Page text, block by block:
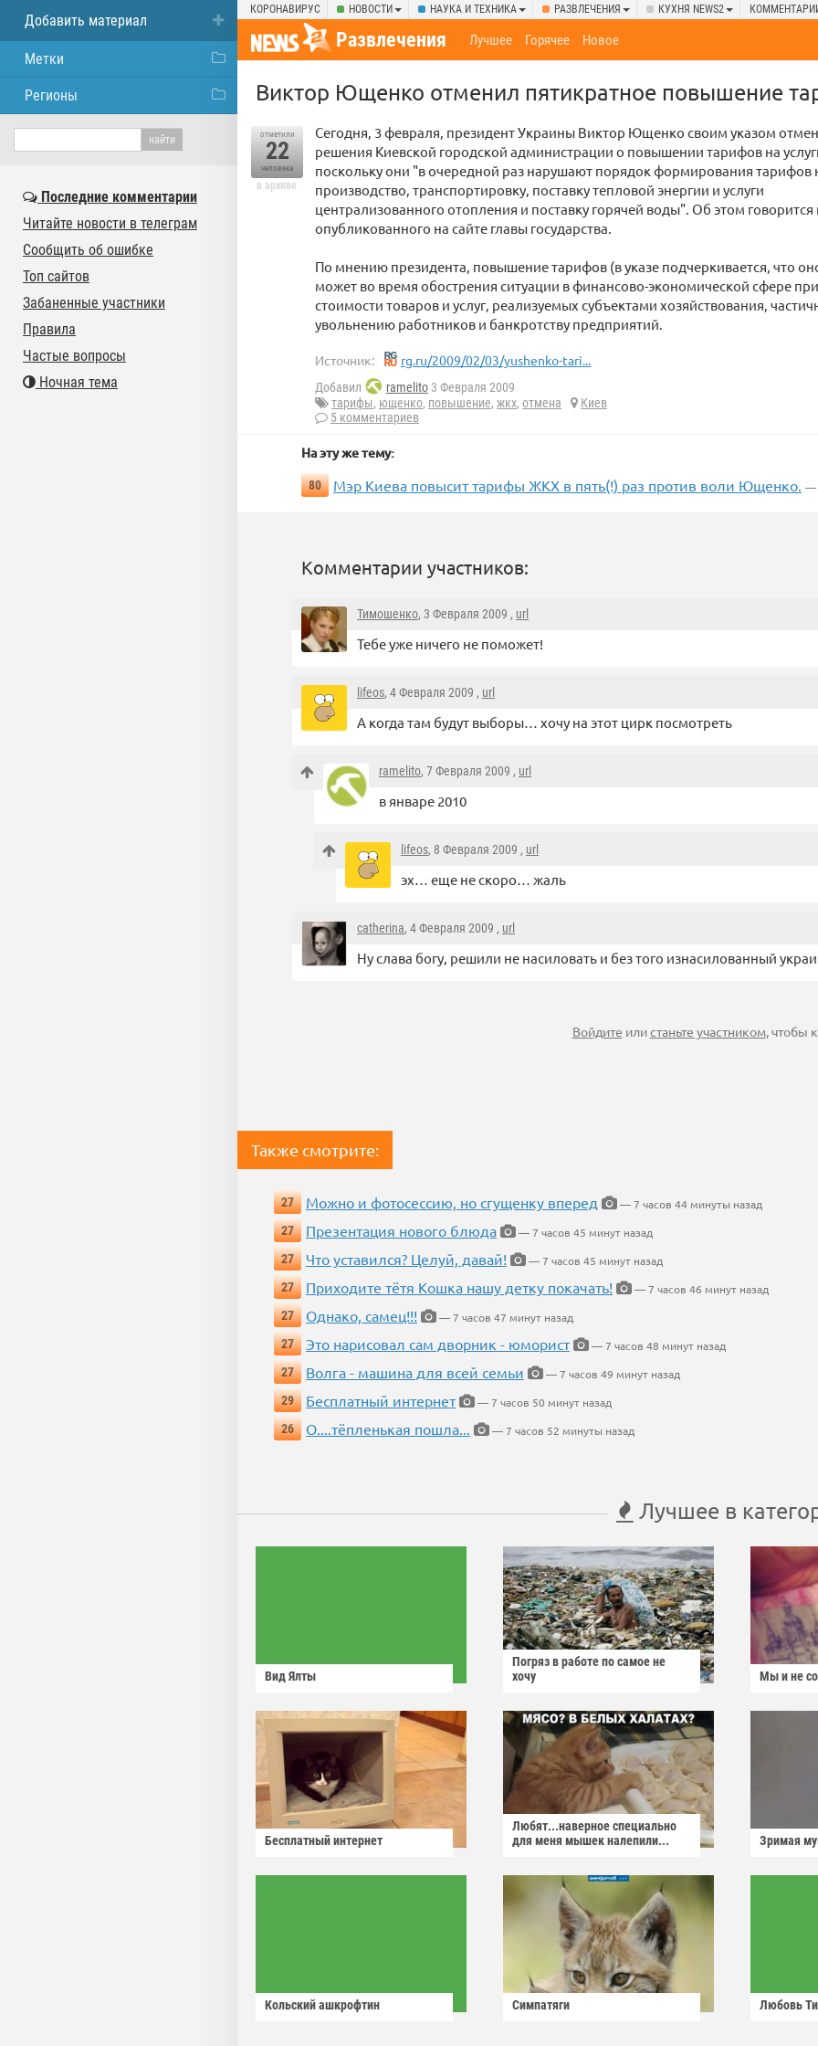
КОРОНАВИРУС НОВОСТИ НАУКА И ТЕХНИКА РАЗВЛЕЧЕНИЯ КУХНЯ NEWS2
Развлечения Лучшее Горячее Новое
Виктор Ющенко отменил пятикратное повышение
отметили
22
человека
в архиве
Сегодня, 3 февраля, президент Украины Виктор Ющенко своим указом
решения Киевской городской администрации о повышении тарифов на
поскольку они "в очередной раз нарушают порядок формирования тарифов
производство, транспортировку, поставку тепловой энергии и услуги
централизованного отопления и поставку горячей воды". Об этом говорится
опубликованного на сайте главы государства.
По мнению президента, повышение тарифов (в указе подчеркивается, что
может во время обострения ситуации в финансово-экономической сфере
стоимости товаров и услуг, реализуемых субъектами хозяйствования,
увольнению работников и банкротству предприятий.
Источник: rg.ru/2009/02/03/yushenko-tari...
Добавил ramelito 3 Февраля 2009
тарифы, ющенко, повышение, жкх, отмена
Киев
5 комментариев
На эту же тему:
80 Мэр Киева повысит тарифы ЖКХ в пять(!) раз против воли Ющенко. —
Комментарии участников:
Тимошенко, 3 Февраля 2009 , url
Тебе уже ничего не поможет!
lifeos, 4 Февраля 2009 , url
А когда там будут выборы… хочу на этот цирк посмотреть
ramelito, 7 Февраля 2009 , url
в январе 2010
lifeos, 8 Февраля 2009 , url
эх… еще не скоро… жаль
catherina, 4 Февраля 2009 , url
Ну слава богу, решили не насиловать и без того изнасилованный
Войдите илистаньте участником, чтобы
Также смотрите:
27 Можно и фотосессию, но сгущенку вперед
— 7 часов 44 минуты назад
27
Презентация нового блюда
— 7 часов 45 минут назад
27
Что уставился? Целуй, давай!
— 7 часов 45 минут назад
27
Приходите тётя Кошка нашу детку покачать!
— 7 часов 46 минут назад
27
Однако, самец!!!
— 7 часов 47 минут назад
27
Это нарисовал сам дворник - юморист
— 7 часов 48 минут назад
27
Волга - машина для всей семьи
— 7 часов 49 минут назад
29
Бесплатный интернет
— 7 часов 50 минут назад
26
О....тёпленькая пошла... — 7 часов 52 минуты назад
Лучшее в
Вид Ялты
Погряз в работе по самое не
хочу
Мы и не
Бесплатный интернет
Любят...наверное специально
для меня мышек налепили...
Зримая
Кольский ашкрофтин Симпатяги Любовь
Добавить материал
Метки
Регионы
Последние комментарии
Читайте новости в телеграм
Сообщить об ошибке
Топ сайтов
Забаненные участники
Правила
Частые вопросы
Ночная тема